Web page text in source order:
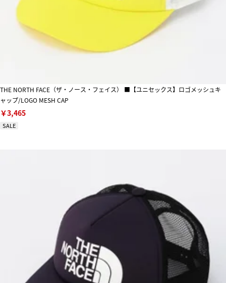
THE NORTH FACE（ザ・ノース・フェイス） ■【ユニセックス】ロゴメッシュキ
ャップ/LOGO MESH CAP
￥3,465
SALE